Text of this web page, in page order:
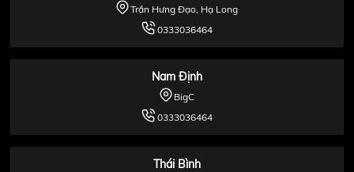
Trần Hưng Đạo, Hạ Long
0333036464
Nam Định
BigC
0333036464
Thái Bình